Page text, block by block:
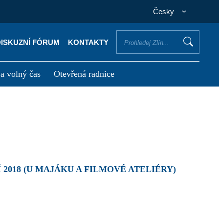
Česky
FÓRUM KONTAKTY
volný čas Otevřená radnice
2018 (U MAJÁKU A FILMOVÉ ATELIÉRY)